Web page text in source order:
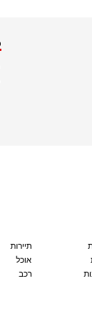
תיירות
אוכל
רכב